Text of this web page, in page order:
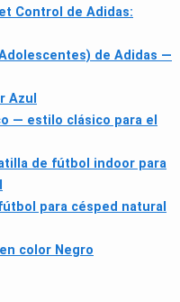
Control de Adidas:
de Adidas —
Azul
— estilo clásico para el
de fútbol indoor para
para césped natural
color Negro